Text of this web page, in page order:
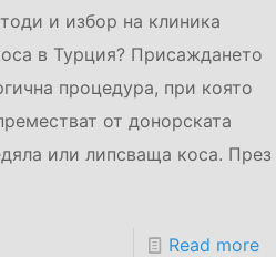
и избор на клиника
в Турция? Присаждането
процедура, при която
от донорската
или липсваща коса. През
Read more